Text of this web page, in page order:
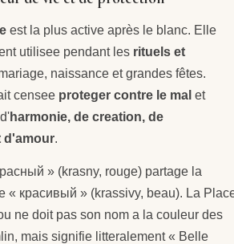
est la plus active après le blanc. Elle
utilisee pendant les rituels et
naissance et grandes fêtes.
censee proteger contre le mal et
harmonie, de creation, de
d'amour.
» (krasny, rouge) partage la
« красивый » (krassivy, beau). La
ne doit pas son nom a la couleur des
mais signifie litteralement « Belle